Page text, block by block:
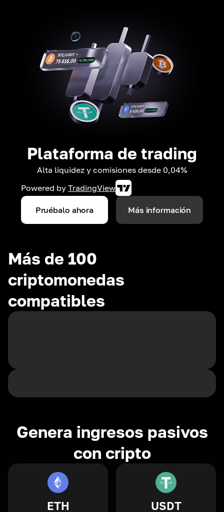
Plataforma de trading
Alta liquidez y comisiones desde 0,04%
Powered by TradingView
Pruébalo ahora Más información
Más de 100
criptomonedas
compatibles
Genera ingresos pasivos
con cripto
ETH USDT